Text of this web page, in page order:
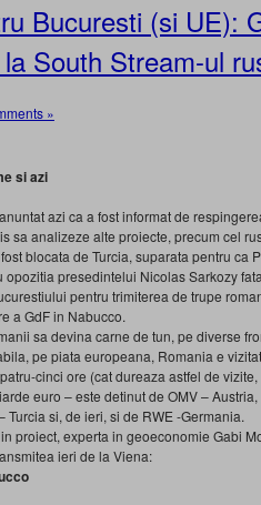
Bucuresti (si UE):
South Stream-ul
»
si azi
azi ca a fost informat de
sa analizeze alte proiecte, precum cel
blocata de Turcia, suparata pentru ca
presedintelui Nicolas Sarkozy
pentru trimiterea de trupe
a GdF in Nabucco.
sa devina carne de tun, pe diverse
pe piata europeana, Romania e
cinci ore (cat dureaza astfel de
euro – este detinut de OMV –
si, de ieri, si de RWE -Germania.
proiect, experta in geoeconomie Gabi
ieri de la Viena: